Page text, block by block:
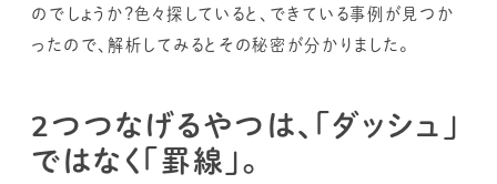
のでしょうか？色々探していると、できている事例が見つか
ったので、解析してみるとその秘密が分かりました。
2つつなげるやつは、「ダッシュ」
ではなく「罫線」。